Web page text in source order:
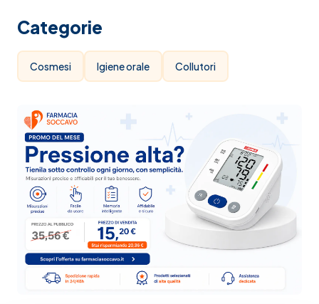
Categorie
Cosmesi Igiene orale Collutori